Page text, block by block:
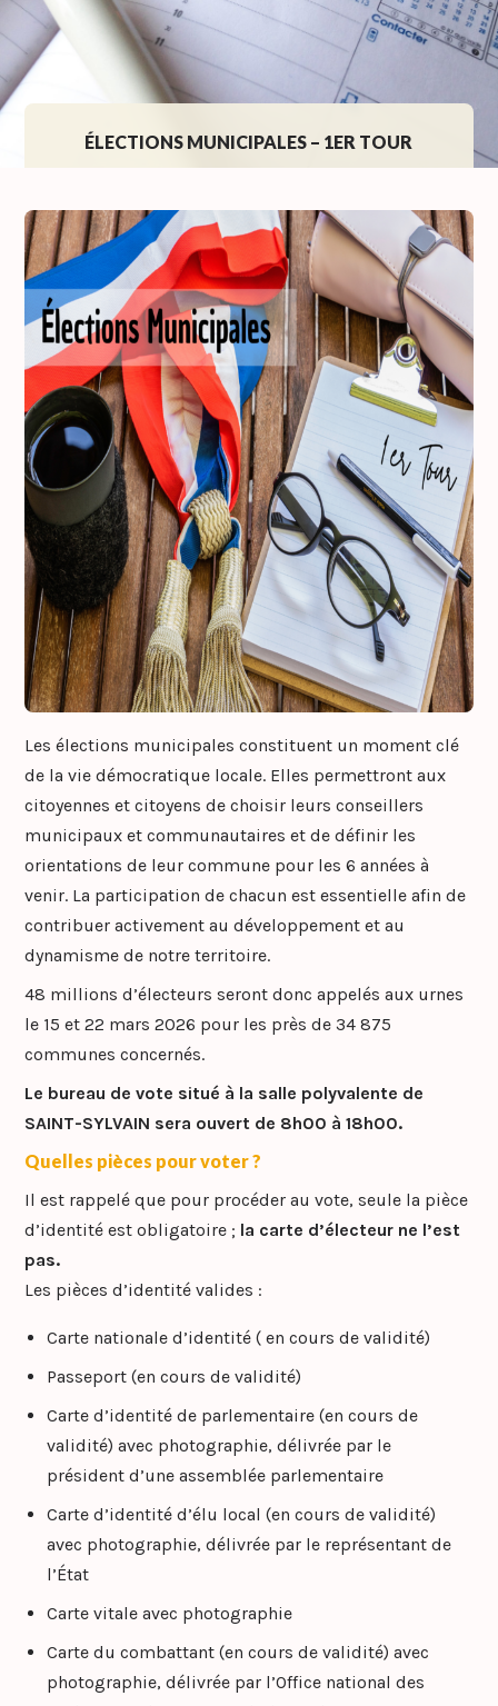
ÉLECTIONS MUNICIPALES – 1ER TOUR
Les élections municipales constituent un moment clé
de la vie démocratique locale. Elles permettront aux
citoyennes et citoyens de choisir leurs conseillers
municipaux et communautaires et de définir les
orientations de leur commune pour les 6 années à
venir. La participation de chacun est essentielle afin de
contribuer activement au développement et au
dynamisme de notre territoire.
48 millions d’électeurs seront donc appelés aux urnes
le 15 et 22 mars 2026 pour les près de 34 875
communes concernés.
Le bureau de vote situé à la salle polyvalente de
SAINT-SYLVAIN sera ouvert de 8h00 à 18h00.
Quelles pièces pour voter ?
Il est rappelé que pour procéder au vote, seule la pièce
d’identité est obligatoire ; la carte d’électeur ne l’est
pas.
Les pièces d’identité valides :
Carte nationale d’identité ( en cours de validité)
Passeport (en cours de validité)
Carte d’identité de parlementaire (en cours de
validité) avec photographie, délivrée par le
président d’une assemblée parlementaire
Carte d’identité d’élu local (en cours de validité)
avec photographie, délivrée par le représentant de
l’État
Carte vitale avec photographie
Carte du combattant (en cours de validité) avec
photographie, délivrée par l’Office national des